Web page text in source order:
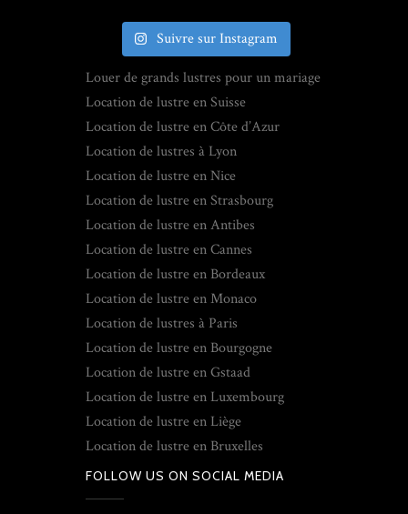
Suivre sur Instagram
Louer de grands lustres pour un mariage
Location de lustre en Suisse
Location de lustre en Côte d’Azur
Location de lustres à Lyon
Location de lustre en Nice
Location de lustre en Strasbourg
Location de lustre en Antibes
Location de lustre en Cannes
Location de lustre en Bordeaux
Location de lustre en Monaco
Location de lustres à Paris
Location de lustre en Bourgogne
Location de lustre en Gstaad
Location de lustre en Luxembourg
Location de lustre en Liège
Location de lustre en Bruxelles
FOLLOW US ON SOCIAL MEDIA